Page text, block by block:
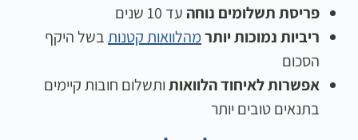
פריסת תשלומים נוחה עד 10 שנים
ריביות נמוכות יותרמהלוואות קטנותבשל היקף
הסכום
אפשרות לאיחוד הלוואותותשלום חובות קיימים
בתנאים טובים יותר